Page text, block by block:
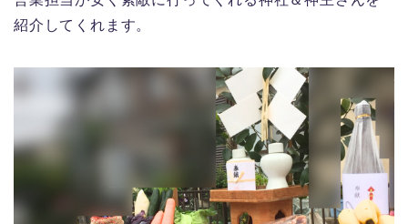
紹介してくれます。